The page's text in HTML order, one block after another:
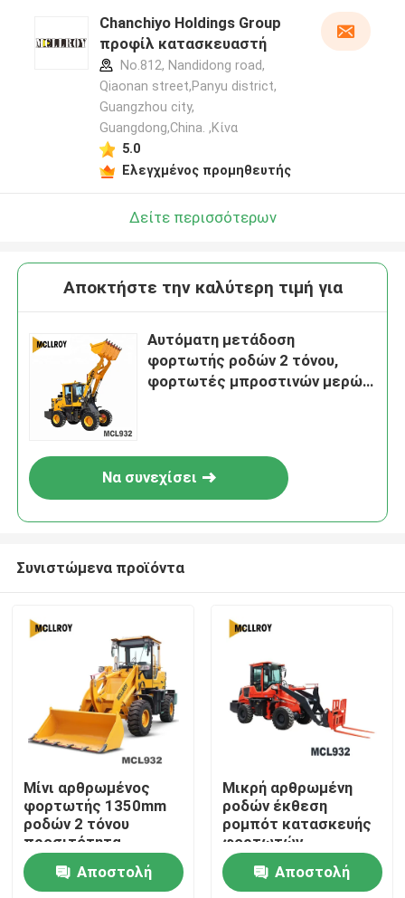
Σπίτι
Προϊόντα
Περίπου εμείς
Chanchiyo Holdings Group
προφίλ κατασκευαστή
No.812, Nandidong road,
Qiaonan street,Panyu district,
Guangzhou city,
Guangdong,China. ,Κίνα
5.0
Ελεγχμένος προμηθευτής
Δείτε περισσότερων
Αποκτήστε την καλύτερη τιμή για
Αυτόματη μετάδοση
φορτωτής ροδών 2 τόνου,
φορτωτές μπροστινών μερών
Να συνεχίσει
Συνιστώμενα προϊόντα
Μίνι αρθρωμένος
φορτωτής 1350mm
ροδών 2 τόνου
προσιτότητα
απορρίψεων
Αποστολή
Μικρή αρθρωμένη
ροδών έκθεση
ρομπότ κατασκευής
φορτωτών
βιομηχανική που δεν
ενώνει στενά κανένα
Αποστολή